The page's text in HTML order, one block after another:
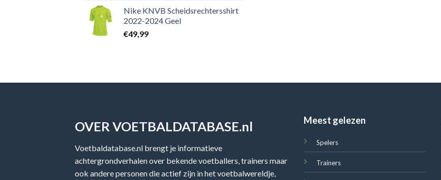
Nike KNVB Scheidsrechtersshirt
2022-2024 Geel
€49,99
OVER VOETBALDATABASE.nl
Voetbaldatabase.nl brengt je informatieve
achtergrondverhalen over bekende voetballers, trainers maar
ook andere personen die actief zijn in het voetbalwereldje,
Meest gelezen
Spelers
Trainers